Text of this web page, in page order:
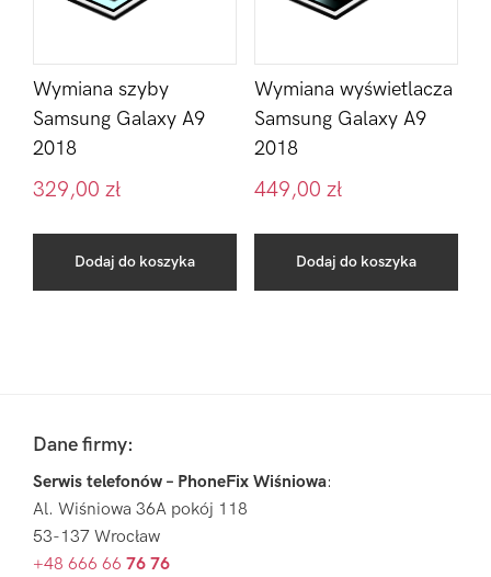
Wymiana szyby
Samsung Galaxy A9
2018
329,00 zł
Dodaj do koszyka
Wymiana wyświetlacza
Samsung Galaxy A9
2018
449,00 zł
Dodaj do koszyka
Sidebar
FooterDane firmy:
Serwis telefonów – PhoneFix Wiśniowa:
Al. Wiśniowa 36A pokój 118
53-137 Wrocław
+48 666 66 76 76